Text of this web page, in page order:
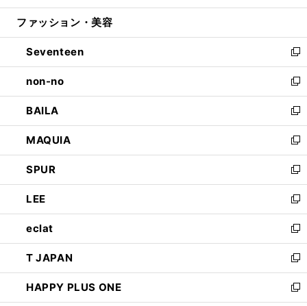
開
ウ
開
く
ン
ウ
で
開
く
ウ
ン
ド
ウ
で
開
く
ファッション・美容
Seventeen
新
し
い
ウ
ィ
ン
ド
ウ
で
開
く
non-no
新
し
い
ウ
ィ
ン
ド
ウ
で
開
く
BAILA
新
し
い
ウ
ィ
ン
ド
ウ
で
開
く
MAQUIA
新
し
い
ウ
ィ
ン
ド
ウ
で
開
く
SPUR
新
し
い
ウ
ィ
ン
ド
ウ
で
開
LEE
新
し
い
ウ
ィ
ン
ド
ウ
eclat
新
し
い
ウ
ィ
ン
T JAPAN
新
し
い
HAPPY PLUS ONE
新